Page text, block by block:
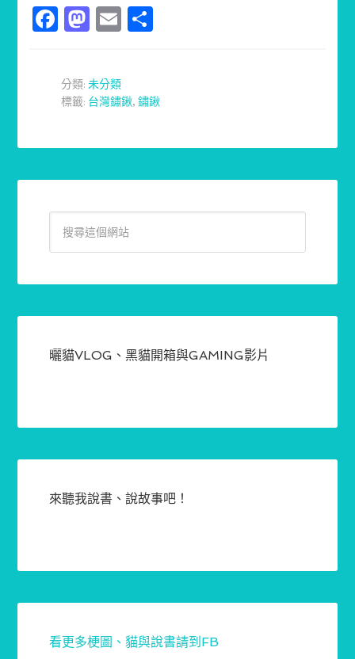
Facebook
Mastodon
Email
分類:未分類
標籤: 台灣鏽鍬,鏽鍬
曬貓VLOG、黑貓開箱與GAMING影片
來聽我說書、說故事吧！
看更多梗圖、貓與說書請到FB